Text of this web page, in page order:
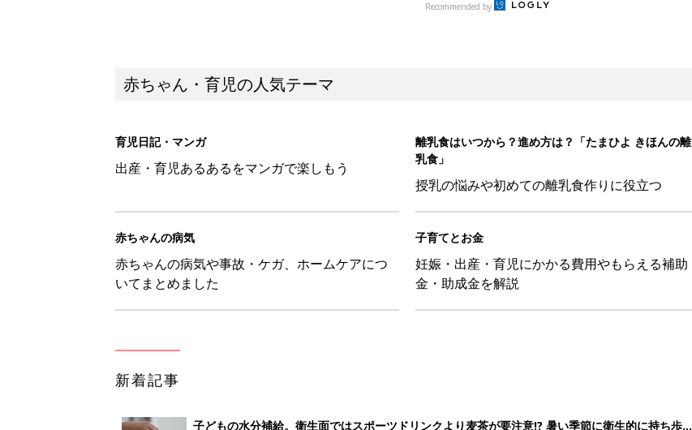
Recommended by
赤ちゃん・育児の人気テーマ
育児日記・マンガ
出産・育児あるあるをマンガで楽しもう
離乳食はいつから？進め方は？「たまひよ きほんの離
乳食」
授乳の悩みや初めての離乳食作りに役立つ
赤ちゃんの病気
赤ちゃんの病気や事故・ケガ、ホームケアにつ
いてまとめました
子育てとお金
妊娠・出産・育児にかかる費用やもらえる補助
金・助成金を解説
新着記事
子どもの水分補給。衛生面ではスポーツドリンクより麦茶が要注意!? 暑い季節に衛生的に持ち歩